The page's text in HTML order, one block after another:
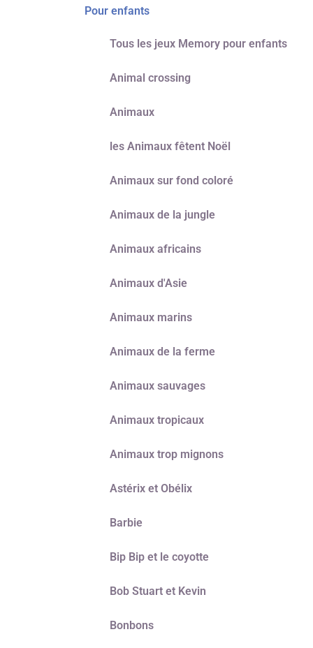
Pour enfants
Tous les jeux Memory pour enfants
Animal crossing
Animaux
les Animaux fêtent Noël
Animaux sur fond coloré
Animaux de la jungle
Animaux africains
Animaux d'Asie
Animaux marins
Animaux de la ferme
Animaux sauvages
Animaux tropicaux
Animaux trop mignons
Astérix et Obélix
Barbie
Bip Bip et le coyotte
Bob Stuart et Kevin
Bonbons